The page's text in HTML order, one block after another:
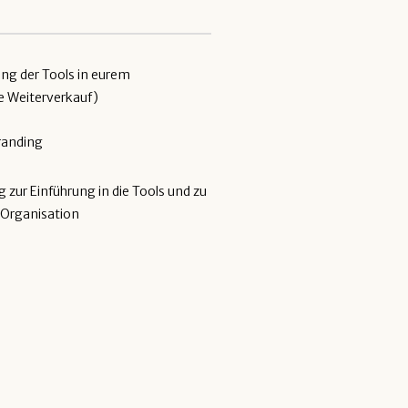
der Tools in eurem
Weiterverkauf)
zur Einführung in die Tools und zu